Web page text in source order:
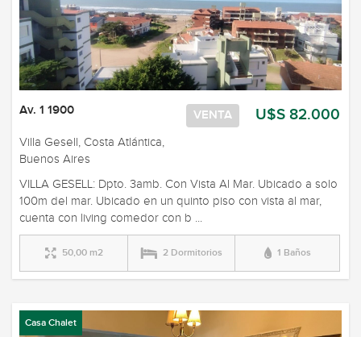
U$S 82.000
VENTA
Av. 1 1900
Villa Gesell, Costa Atlántica,
Buenos Aires
VILLA GESELL: Dpto. 3amb. Con Vista Al Mar. Ubicado a solo
100m del mar. Ubicado en un quinto piso con vista al mar,
cuenta con living comedor con b ...
50,00 m2 2 Dormitorios 1 Baños
Casa Chalet